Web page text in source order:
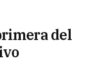
del